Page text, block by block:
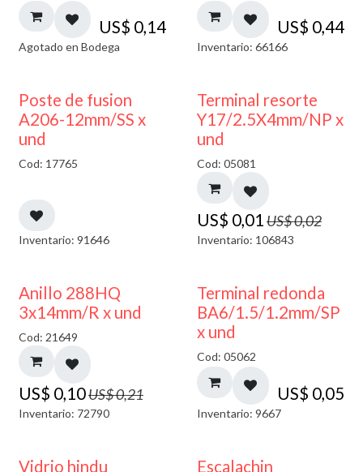
US$ 0,14
Agotado en Bodega
US$ 0,44
Inventario: 66166
Poste de fusion
A206-12mm/SS x
und
Cod: 17765
Inventario: 91646
50% DESCUENTO
Terminal resorte
Y17/2.5X4mm/NP x
und
Cod: 05081
US$ 0,01 US$0,02
Inventario: 106843
50% DESCUENTO
Anillo 288HQ
3x14mm/R x und
Cod: 21649
US$ 0,10US$0,21
Inventario: 72790
Terminal redonda
BA6/1.5/1.2mm/SP
x und
Cod: 05062
US$ 0,05
Inventario: 9667
Vidrio hindu
Escalachin